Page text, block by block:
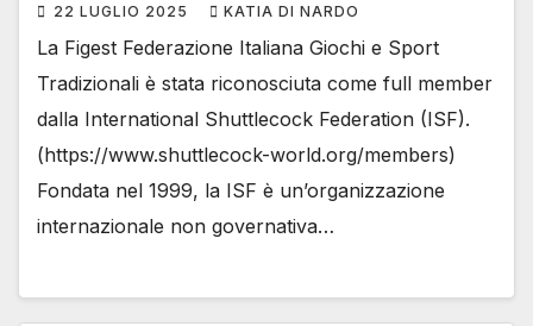
22 LUGLIO 2025 KATIA DI NARDO
La Figest Federazione Italiana Giochi e Sport
Tradizionali è stata riconosciuta come full member
dalla International Shuttlecock Federation (ISF).
(https://www.shuttlecock-world.org/members)
Fondata nel 1999, la ISF è un’organizzazione
internazionale non governativa…